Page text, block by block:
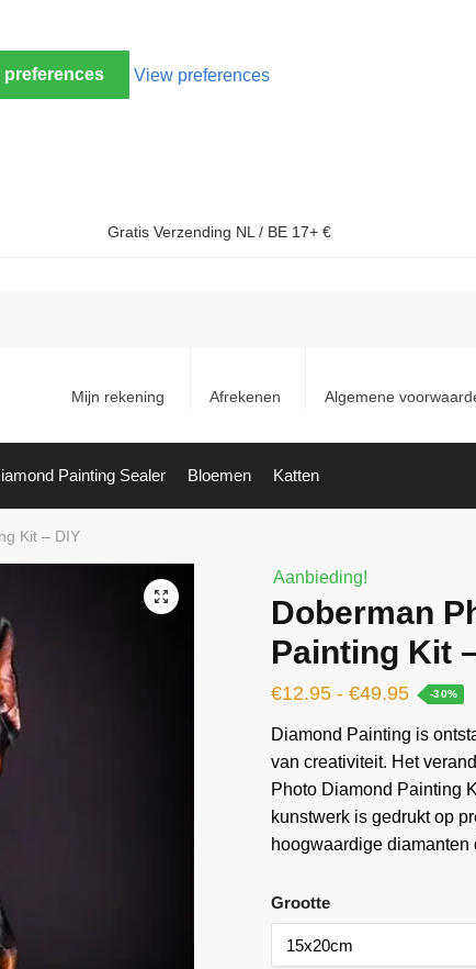
preferences View preferences
Gratis Verzending NL / BE 17+ €
Mijn rekening Afrekenen Algemene
Painting Sealer Bloemen Katten
Kit – DIY
🔍
Aanbieding!
Doberman
Painting Kit
€12.95 - €49.95 -30%
Diamond Painting is
van creativiteit. Het
Photo Diamond Painting
kunstwerk is gedrukt op
hoogwaardige diamanten
Grootte